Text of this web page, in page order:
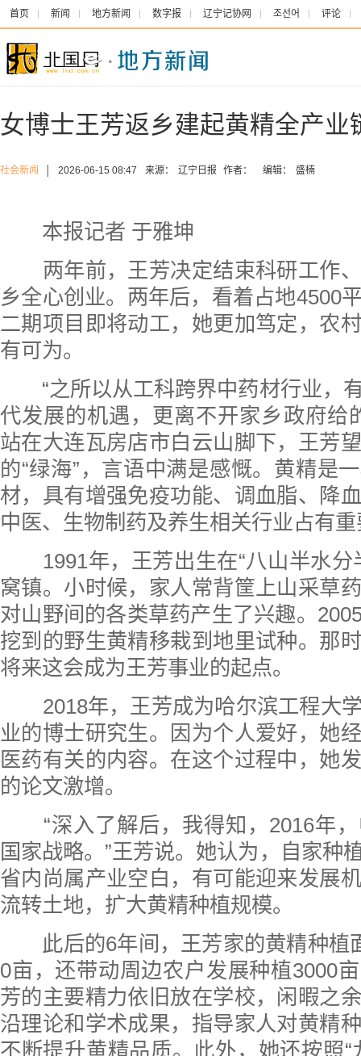
首页 新闻 地方新闻 数字报 辽宁记协网 조선어 评论
女博士王芳返乡建起黄精全产业
社会新闻 2026-06-15 08:47 来源： 辽宁日报 作者： 编辑： 盛楠
本报记者 于雅坤
两年前，王芳决定结束科研工作、
乡全心创业。两年后，看着占地4500
二期项目即将动工，她更加笃定，农
有可为。
“之所以从工科跨界中药材行业，
代发展的机遇，更离不开家乡政府给
站在大连瓦房店市白云山脚下，王芳
的“绿海”，言语中满是感慨。黄精是
材，具有增强免疫功能、调血脂、降
中医、生物制药及养生相关行业占有
1991年，王芳出生在“八山半水分
窝镇。小时候，家人常背筐上山采草
对山野间的各类草药产生了兴趣。
挖到的野生黄精移栽到地里试种。那
将来这会成为王芳事业的起点。
2018年，王芳成为哈尔滨工程大
业的博士研究生。因为个人爱好，她
医药有关的内容。在这个过程中，她
的论文激增。
“深入了解后，我得知，2016年，
国家战略。”王芳说。她认为，自家种
省内尚属产业空白，有可能迎来发展
流转土地，扩大黄精种植规模。
此后的6年间，王芳家的黄精种植
0亩，还带动周边农户发展种植3000
芳的主要精力依旧放在学校，闲暇之
沿理论和学术成果，指导家人对黄精
不断提升黄精品质。此外，她还按照“